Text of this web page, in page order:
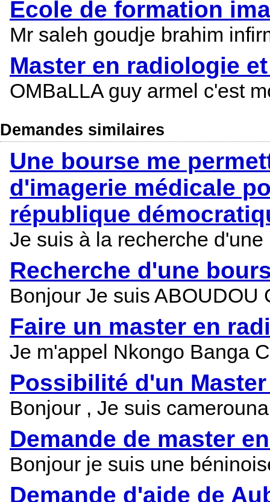
Ecole de formation
Mr saleh goudje brahim
Master en radiologie
OMBaLLA guy armel c'est
Demandes similaires
Une bourse me
d'imagerie médicale
république
Je suis à la recherche
Recherche d'une
Bonjour Je suis ABOUDOU
Faire un master en
Je m'appel Nkongo Banga
Possibilité d'un
Bonjour , Je suis
Demande de master
Bonjour je suis une
Demande d'aide de